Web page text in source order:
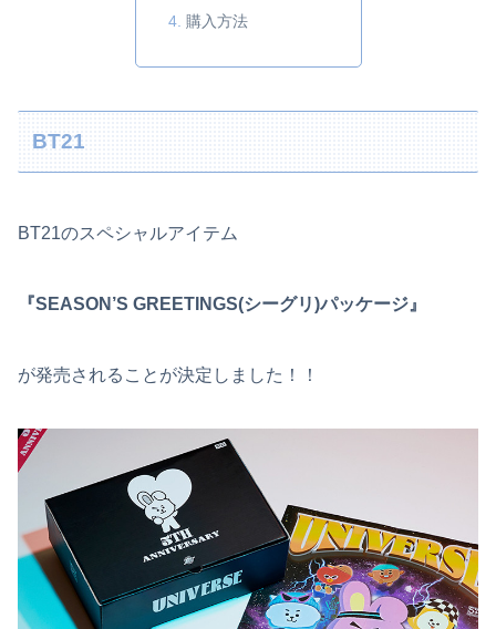
購入方法
BT21
BT21のスペシャルアイテム
『SEASON’S GREETINGS(シーグリ)パッケージ』
が発売されることが決定しました！！